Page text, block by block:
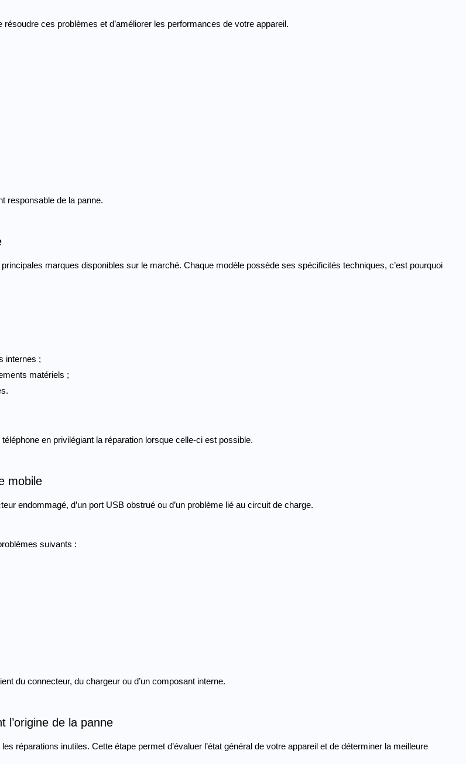
résoudre ces problèmes et d’améliorer les performances de votre appareil.
responsable de la panne.
marques disponibles sur le marché. Chaque modèle possède ses spécificités techniques, c’est pourquoi
internes ;
matériels ;
en privilégiant la réparation lorsque celle-ci est possible.
mobile
endommagé, d’un port USB obstrué ou d’un problème lié au circuit de charge.
suivants :
du connecteur, du chargeur ou d’un composant interne.
l’origine de la panne
réparations inutiles. Cette étape permet d’évaluer l’état général de votre appareil et de déterminer la meilleure